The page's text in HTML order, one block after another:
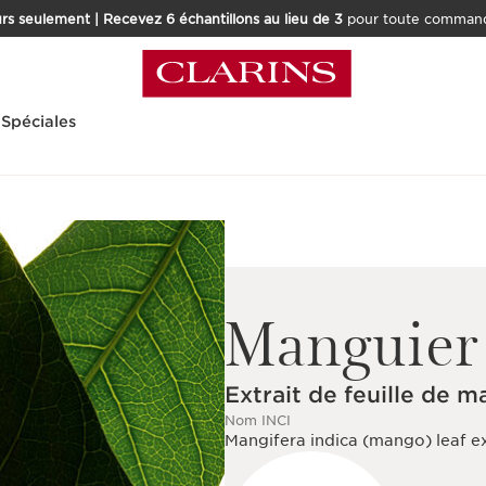
seulement | Recevez 6 échantillons au lieu de 3pour toute
Manguier
Extrait de feuille de
Nom INCI
Mangifera indica (mango) leaf